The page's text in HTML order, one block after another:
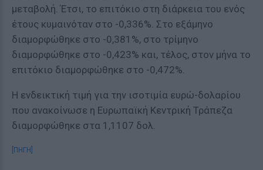
μεταβολή. Έτσι, το επιτόκιο στη διάρκεια του ενός
έτους κυμαινόταν στο -0,336%. Στο εξάμηνο
διαμορφώθηκε στο -0,381%, στο τρίμηνο
διαμορφώθηκε στο -0,423% και, τέλος, στον μήνα το
επιτόκιο διαμορφώθηκε στο -0,472%.
Η ενδεικτική τιμή για την ισοτιμία ευρώ-δολαρίου
που ανακοίνωσε η Ευρωπαϊκή Κεντρική Τράπεζα
διαμορφώθηκε στα 1,1107 δολ.
[ΠΗΓΗ]